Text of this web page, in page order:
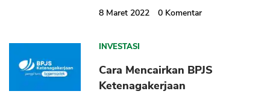
8 Maret 2022 0 Komentar
INVESTASI
Cara Mencairkan BPJS
Ketenagakerjaan